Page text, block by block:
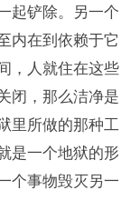
起铲除。另一个
内在到依赖于它
，人就住在这些
闭，那么洁净是
里所做的那种工
是一个地狱的形
个事物毁灭另一